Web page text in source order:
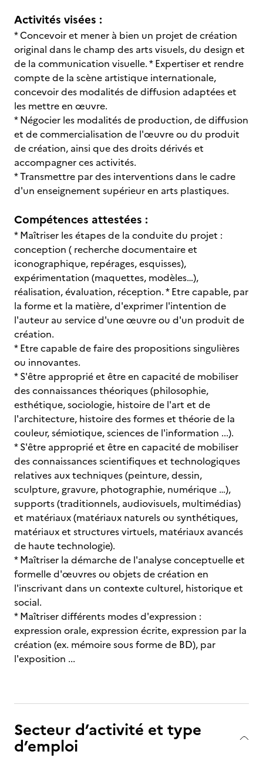
Activités visées :
* Concevoir et mener à bien un projet de création
original dans le champ des arts visuels, du design et
de la communication visuelle. * Expertiser et rendre
compte de la scène artistique internationale,
concevoir des modalités de diffusion adaptées et
les mettre en œuvre.
* Négocier les modalités de production, de diffusion
et de commercialisation de l'œuvre ou du produit
de création, ainsi que des droits dérivés et
accompagner ces activités.
* Transmettre par des interventions dans le cadre
d'un enseignement supérieur en arts plastiques.
Compétences attestées :
* Maîtriser les étapes de la conduite du projet :
conception ( recherche documentaire et
iconographique, repérages, esquisses),
expérimentation (maquettes, modèles…),
réalisation, évaluation, réception. * Etre capable, par
la forme et la matière, d'exprimer l'intention de
l'auteur au service d'une œuvre ou d'un produit de
création.
* Etre capable de faire des propositions singulières
ou innovantes.
* S'être approprié et être en capacité de mobiliser
des connaissances théoriques (philosophie,
esthétique, sociologie, histoire de l'art et de
l'architecture, histoire des formes et théorie de la
couleur, sémiotique, sciences de l'information ...).
* S'être approprié et être en capacité de mobiliser
des connaissances scientifiques et technologiques
relatives aux techniques (peinture, dessin,
sculpture, gravure, photographie, numérique …),
supports (traditionnels, audiovisuels, multimédias)
et matériaux (matériaux naturels ou synthétiques,
matériaux et structures virtuels, matériaux avancés
de haute technologie).
* Maîtriser la démarche de l'analyse conceptuelle et
formelle d'œuvres ou objets de création en
l'inscrivant dans un contexte culturel, historique et
social.
* Maîtriser différents modes d'expression :
expression orale, expression écrite, expression par la
création (ex. mémoire sous forme de BD), par
l'exposition ...
Secteur d’activité et type
d’emploi